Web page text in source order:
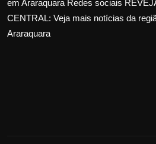
em Araraquara Redes sociais
CENTRAL: Veja mais notícias da
Araraquara